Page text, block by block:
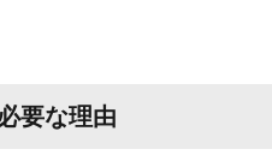
要な理由